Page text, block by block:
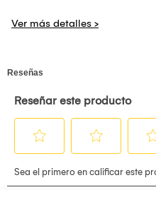
almacenamiento y el ancho